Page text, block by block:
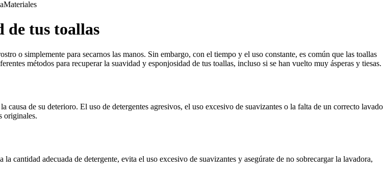
Materiales
de tus toallas
o simplemente para secarnos las manos. Sin embargo, con el tiempo y el uso constante, es común que las toallas
métodos para recuperar la suavidad y esponjosidad de tus toallas, incluso si se han vuelto muy ásperas y tiesas.
de su deterioro. El uso de detergentes agresivos, el uso excesivo de suavizantes o la falta de un correcto lavado
originales.
cantidad adecuada de detergente, evita el uso excesivo de suavizantes y asegúrate de no sobrecargar la lavadora,